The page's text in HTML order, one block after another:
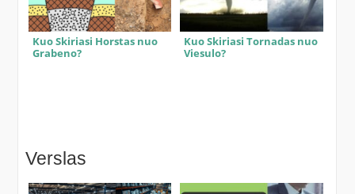
Kuo Skiriasi Horstas nuo
Grabeno?
Kuo Skiriasi Tornadas nuo
Viesulo?
Verslas